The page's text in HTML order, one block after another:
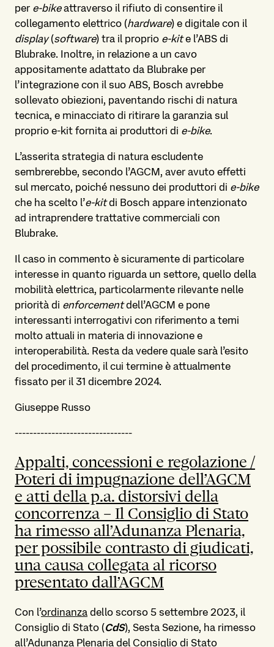
per e-bikeattraverso il rifiuto di consentire il
collegamento elettrico (hardware) e digitale con il
display(software) tra il proprio e-kite l’ABS di
Blubrake. Inoltre, in relazione a un cavo
appositamente adattato da Blubrake per
l’integrazione con il suo ABS, Bosch avrebbe
sollevato obiezioni, paventando rischi di natura
tecnica, e minacciato di ritirare la garanzia sul
proprio e-kit fornita ai produttori di e-bike.
L’asserita strategia di natura escludente
sembrerebbe, secondo l’AGCM, aver avuto effetti
sul mercato, poiché nessuno dei produttori di e-bike
che ha scelto l’e-kitdi Bosch appare intenzionato
ad intraprendere trattative commerciali con
Blubrake.
Il caso in commento è sicuramente di particolare
interesse in quanto riguarda un settore, quello della
mobilità elettrica, particolarmente rilevante nelle
priorità di enforcementdell’AGCM e pone
interessanti interrogativi con riferimento a temi
molto attuali in materia di innovazione e
interoperabilità. Resta da vedere quale sarà l’esito
del procedimento, il cui termine è attualmente
fissato per il 31 dicembre 2024.
Giuseppe Russo
--------------------------------
Appalti, concessioni e regolazione /
Poteri di impugnazione dell’AGCM
e atti della p.a. distorsivi della
concorrenza – Il Consiglio di Stato
ha rimesso all’Adunanza Plenaria,
per possibile contrasto di giudicati,
una causa collegata al ricorso
presentato dall’AGCM
Con l’ordinanza dello scorso 5 settembre 2023, il
Consiglio di Stato (CdS), Sesta Sezione, ha rimesso
all’Adunanza Plenaria del Consiglio di Stato